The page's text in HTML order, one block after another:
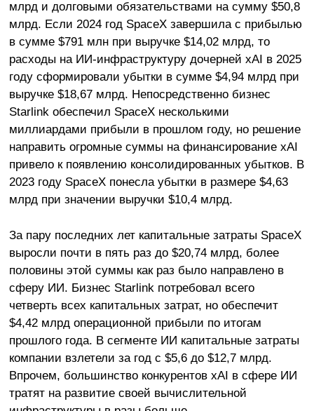
млрд и долговыми обязательствами на сумму $50,8
млрд. Если 2024 год SpaceX завершила с прибылью
в сумме $791 млн при выручке $14,02 млрд, то
расходы на ИИ-инфраструктуру дочерней xAI в 2025
году сформировали убытки в сумме $4,94 млрд при
выручке $18,67 млрд. Непосредственно бизнес
Starlink обеспечил SpaceX несколькими
миллиардами прибыли в прошлом году, но решение
направить огромные суммы на финансирование xAI
привело к появлению консолидированных убытков. В
2023 году SpaceX понесла убытки в размере $4,63
млрд при значении выручки $10,4 млрд.
За пару последних лет капитальные затраты SpaceX
выросли почти в пять раз до $20,74 млрд, более
половины этой суммы как раз было направлено в
сферу ИИ. Бизнес Starlink потребовал всего
четверть всех капитальных затрат, но обеспечит
$4,42 млрд операционной прибыли по итогам
прошлого года. В сегменте ИИ капитальные затраты
компании взлетели за год с $5,6 до $12,7 млрд.
Впрочем, большинство конкурентов xAI в сфере ИИ
тратят на развитие своей вычислительной